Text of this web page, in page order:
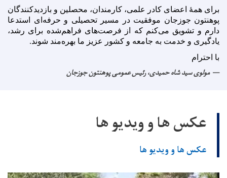
برای همهٔ اعضای کادر علمی، کارمندان، محصلین و بازدیدکنندگان
پوهنتون جوزجان موفقیت در مسیر تحصیلی و حرفه‌ای استدعا
دارم و تشویق می‌کنم که از فرصت‌های فراهم‌شده برای رشد،
یادگیری و خدمت به جامعه و کشور عزیز ما بهره‌مند شوند.
با احترام
مولوی سید شاه حمیدی، رئیس عمومی پوهنتون جوزجان
عکس ها و ویدیو ها
عکس ها و ویدیو ها